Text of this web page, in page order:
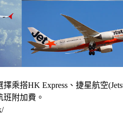
搭HK Express、捷星航空
附加費。